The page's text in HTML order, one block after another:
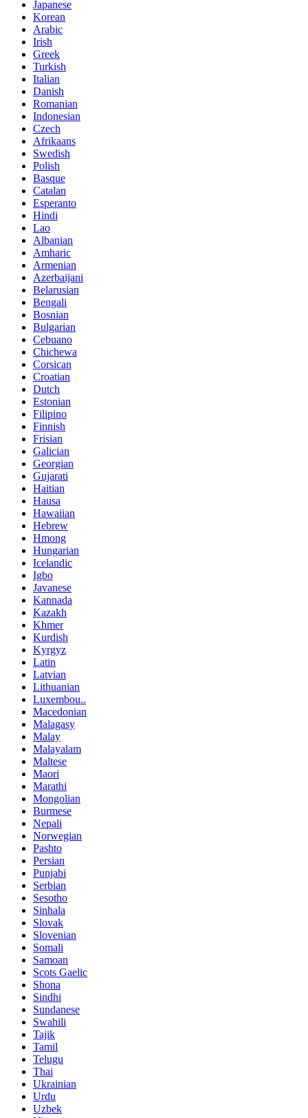
Japanese
Korean
Arabic
Irish
Greek
Turkish
Italian
Danish
Romanian
Indonesian
Czech
Afrikaans
Swedish
Polish
Basque
Catalan
Esperanto
Hindi
Lao
Albanian
Amharic
Armenian
Azerbaijani
Belarusian
Bengali
Bosnian
Bulgarian
Cebuano
Chichewa
Corsican
Croatian
Dutch
Estonian
Filipino
Finnish
Frisian
Galician
Georgian
Gujarati
Haitian
Hausa
Hawaiian
Hebrew
Hmong
Hungarian
Icelandic
Igbo
Javanese
Kannada
Kazakh
Khmer
Kurdish
Kyrgyz
Latin
Latvian
Lithuanian
Luxembou..
Macedonian
Malagasy
Malay
Malayalam
Maltese
Maori
Marathi
Mongolian
Burmese
Nepali
Norwegian
Pashto
Persian
Punjabi
Serbian
Sesotho
Sinhala
Slovak
Slovenian
Somali
Samoan
Scots Gaelic
Shona
Sindhi
Sundanese
Swahili
Tajik
Tamil
Telugu
Thai
Ukrainian
Urdu
Uzbek